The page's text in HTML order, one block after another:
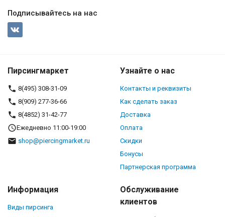
Подписывайтесь на нас
Пирсингмаркет
8(495) 308-31-09
8(909) 277-36-66
8(4852) 31-42-77
Ежедневно 11:00-19:00
shop@piercingmarket.ru
Узнайте о нас
Контакты и реквизиты
Как сделать заказ
Доставка
Оплата
Скидки
Бонусы
Партнерская программа
Информация
Виды пирсинга
Обслуживание
клиентов